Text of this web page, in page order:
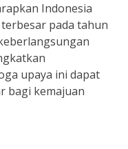
Indonesia
pada tahun
upaya ini dapat
bagi kemajuan